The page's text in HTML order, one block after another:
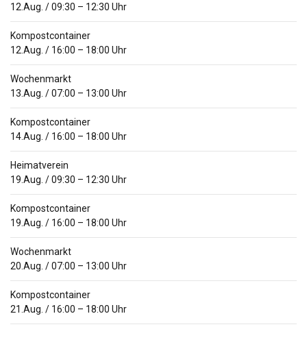
12.Aug. /09:30 – 12:30 Uhr
Kompostcontainer
12.Aug. / 16:00 – 18:00 Uhr
Wochenmarkt
13.Aug. /07:00 – 13:00 Uhr
Kompostcontainer
14.Aug. / 16:00 – 18:00 Uhr
Heimatverein
19.Aug. /09:30 – 12:30 Uhr
Kompostcontainer
19.Aug. / 16:00 – 18:00 Uhr
Wochenmarkt
20.Aug. /07:00 – 13:00 Uhr
Kompostcontainer
21.Aug. / 16:00 – 18:00 Uhr